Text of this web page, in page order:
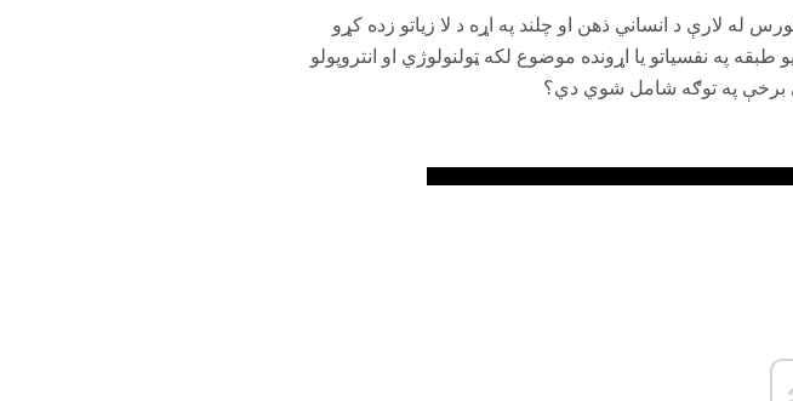
له لارې د انساني ذهن او چلند په اړه د لا زیاتو زده کړو
په نفسیاتو یا اړونده موضوع لکه ټولنولوژي او انتروپولو
برخې په توګه شامل شوي دي؟